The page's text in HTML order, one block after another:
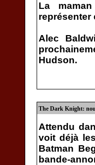
La
représenter
Alec
Hudson.
The Dark Knight:
Attendu
voit déjà
Batman
bande-